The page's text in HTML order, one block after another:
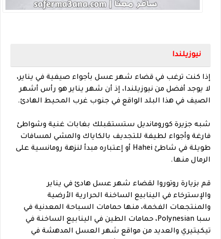
نيوزيلندا
إذا كنت ترغب في قضاء شهر عسل بأجواء صيفية في يناير،
لا يوجد أفضل من نيوزيلندا، إذ أن شهر يناير هو رأس أشهر
الصيف في هذا البلد الواقع في جنوب غرب المحيط الهادئ.
شبه جزيرة كورومانديل ستستقبلك بغابات غنية وشواطئ
فارغة وأجواء لطيفة للتجديف بالكاياك والمشي لمسافات
طويلة في شاطئ Hahei أو إعتباره مبدأ لنزهة رومانسية على
الرمال منها.
قم بزيارة روتوروا لقضاء شهر عسل هادئ في يناير
والإسترخاء في الينابيع الساخنة الحرارية الأرضية
والمنتجعات الفخمة، منها حمامات السباحة المعدنية في
سبا Polynesian، حمامات الطين في الينابيع الساخنة في
تيكيتيري والعديد من مواقع شهر العسل المدهشة في